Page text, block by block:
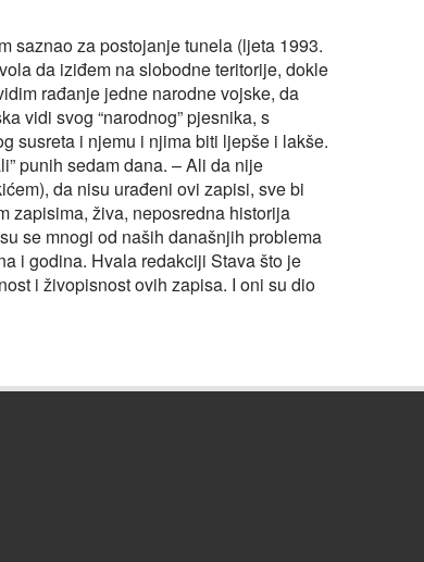
saznao za postojanje tunela (ljeta 1993.
da iziđem na slobodne teritorije, dokle
rađanje jedne narodne vojske, da
vidi svog “narodnog” pjesnika, s
susreta i njemu i njima biti ljepše i lakše.
punih sedam dana. – Ali da nije
da nisu urađeni ovi zapisi, sve bi
zapisima, živa, neposredna historija
se mnogi od naših današnjih problema
i godina. Hvala redakciji Stava što je
i živopisnost ovih zapisa. I oni su dio